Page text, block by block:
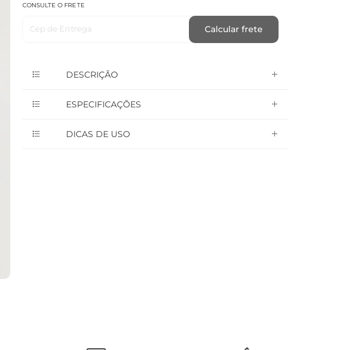
CONSULTE O FRETE
Cep de Entrega Calcular frete
DESCRIÇÃO
ESPECIFICAÇÕES
DICAS DE USO